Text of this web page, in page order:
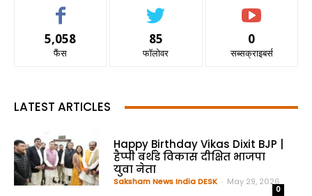
5,058
फैंस
85
फॉलोवर
0
सब्सक्राइबर्स
LATEST ARTICLES
Happy Birthday Vikas Dixit BJP |
हैप्पी बर्थडे विकास दीक्षित भाजपा
युवा नेता
Saksham News India DESK - May 29, 2026
0